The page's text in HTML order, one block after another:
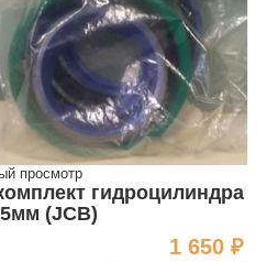
просмотр
гидроцилиндра
(JCB)
1 650 ₽